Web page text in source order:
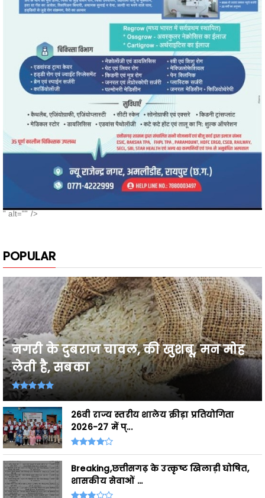
नगरी के दुबराज चावल, की खुशबू, मन मोह
लेती है, सबका
26वी राज्य स्तरीय शालेय क्रीड़ा प्रतियोगिता
2026-27 में प्...
Breaking,छत्तीसगढ़ के उत्कृष्ट खिलाड़ी घोषित,
शासकीय सेवाओं ...